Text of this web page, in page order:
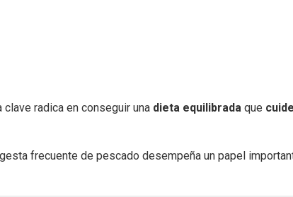
radica en conseguir una dieta equilibrada que
frecuente de pescado desempeña un papel